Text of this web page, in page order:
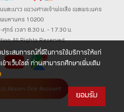
นนตะนาว แขวงศาลเจ้าพ่อเสือ เขตพระนคร
พมหานคร 10200
ศุกร์ เวลา 8.30 น. – 17.30 น.
All Rights Reserved
บบ Aksorn One Account
ประสบการณ์ที่ดีในการใช้บริการให้แก่
ข้าเว็บไซต์ ท่านสามารถศึกษาเพิ่มเติม
ยอมรับ